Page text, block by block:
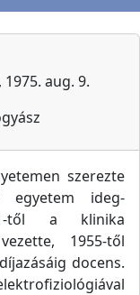
aug. 9.
szerezte
egyetem ideg-
től a klinika
1955-től
docens.